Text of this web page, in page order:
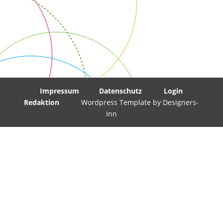
Impressum Datenschutz
Login
Redaktion Wordpress Template by Designers-
Inn